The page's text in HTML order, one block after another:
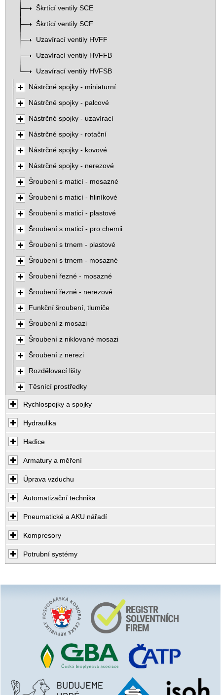
Škrtící ventily SCE
Škrtící ventily SCF
Uzavírací ventily HVFF
Uzavírací ventily HVFFB
Uzavírací ventily HVFSB
Nástrčné spojky - miniaturní
Nástrčné spojky - palcové
Nástrčné spojky - uzavírací
Nástrčné spojky - rotační
Nástrčné spojky - kovové
Nástrčné spojky - nerezové
Šroubení s maticí - mosazné
Šroubení s maticí - hliníkové
Šroubení s maticí - plastové
Šroubení s maticí - pro chemii
Šroubení s trnem - plastové
Šroubení s trnem - mosazné
Šroubení řezné - mosazné
Šroubení řezné - nerezové
Funkční šroubení, tlumiče
Šroubení z mosazi
Šroubení z niklované mosazi
Šroubení z nerezi
Rozdělovací lišty
Těsnící prostředky
Rychlospojky a spojky
Hydraulika
Hadice
Armatury a měření
Úprava vzduchu
Automatizační technika
Pneumatické a AKU nářadí
Kompresory
Potrubní systémy